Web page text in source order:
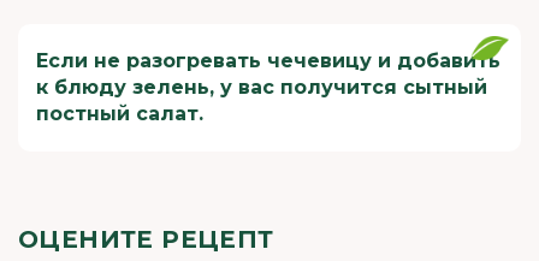
Если не разогревать чечевицу и добавить
к блюду зелень, у вас получится сытный
постный салат.
ОЦЕНИТЕ РЕЦЕПТ